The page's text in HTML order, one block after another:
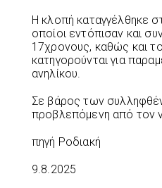
Η κλοπή καταγγέλθηκε
οποίοι εντόπισαν και
17χρονους, καθώς και
κατηγορούνται για
ανηλίκου.
Σε βάρος των
προβλεπόμενη από τον
πηγή Ροδιακή
9.8.2025